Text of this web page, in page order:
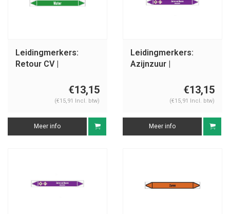
Leidingmerkers:
Retour CV |
€13,15
(€15,91 Incl. btw)
Meer info
Leidingmerkers:
Azijnzuur |
€13,15
(€15,91 Incl. btw)
Meer info